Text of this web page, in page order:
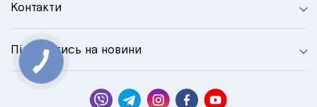
Контакти
Підписатись на новини
КНОПКА
СВЯЗИ